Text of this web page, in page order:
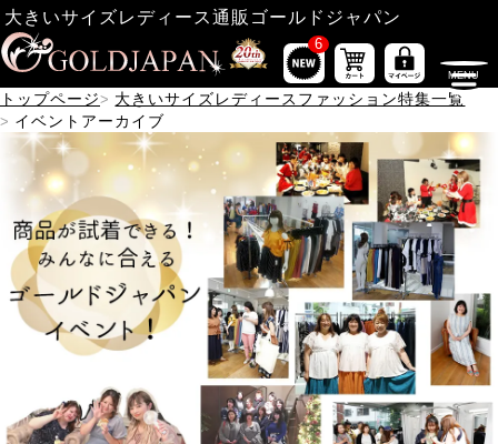
大きいサイズレディース通販ゴールドジャパン
6
トップページ
大きいサイズレディースファッション特集一覧
イベントアーカイブ
商品の試着が出来る！ゴールドジャパンイベント